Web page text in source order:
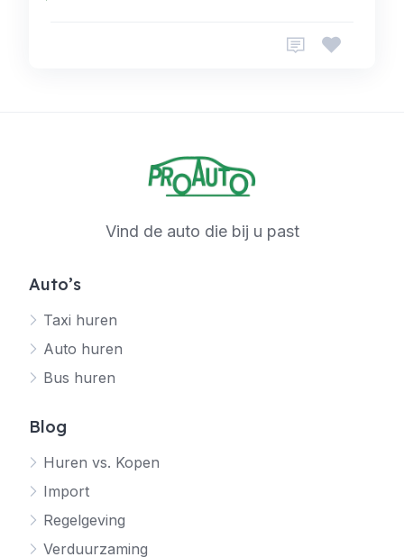
Vind de auto die bij u past
Auto’s
Taxi huren
Auto huren
Bus huren
Blog
Huren vs. Kopen
Import
Regelgeving
Verduurzaming